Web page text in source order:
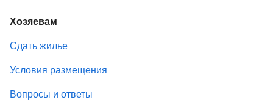
Хозяевам
Сдать жилье
Условия размещения
Вопросы и ответы